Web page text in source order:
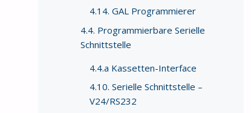
4.14. GAL Programmierer
4.4. Programmierbare Serielle
Schnittstelle
4.4.a Kassetten-Interface
4.10. Serielle Schnittstelle –
V24/RS232